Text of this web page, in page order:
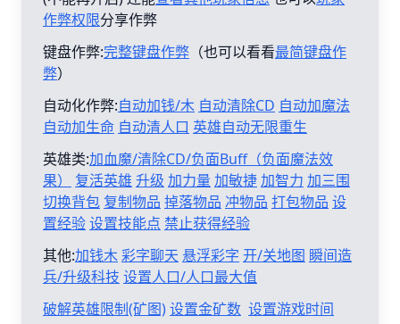
作弊权限分享作弊
键盘作弊:完整键盘作弊 （也可以看看最简键盘作
弊）
自动化作弊:自动加钱/木 自动清除CD 自动加魔法
自动加生命 自动清人口 英雄自动无限重生
英雄类:加血魔/清除CD/负面Buff（负面魔法效
果）
复活英雄 升级 加力量 加敏捷加智力 加三围
切换背包 复制物品 掉落物品 冲物品 打包物品 设
置经验设置技能点 禁止获得经验
其他:加钱木彩字聊天 悬浮彩字 开/关地图 瞬间造
兵/升级科技 设置人口/人口最大值
破解英雄限制(矿图)设置金矿数 设置游戏时间